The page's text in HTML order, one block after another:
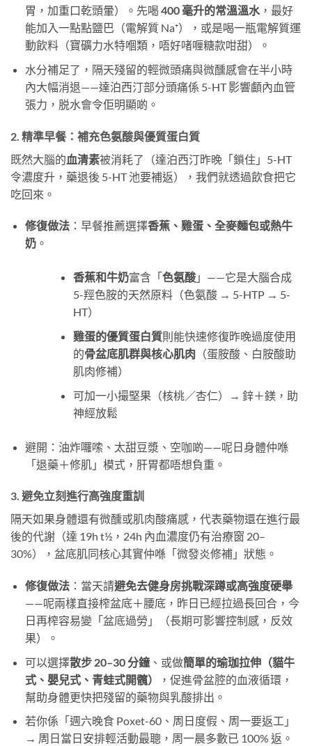
胃，加重口乾頭暈）。先喝 400 毫升的常溫溫水，最好
能加入一點點鹽巴（電解質 Na⁺），或是喝一瓶電解質運
動飲料（寶礦力水特嗰類，唔好啫喱糖款咁甜）。
水分補足了，隔天殘留的輕微頭痛與微醺感會在半小時
內大幅消退——達泊西汀部分頭痛係 5-HT 影響顱內血管
張力，脱水會令佢明顯啲。
2. 精準早餐：補充色氨酸與優質蛋白質
既然大腦的血清素被消耗了（達泊西汀昨晚「鎖住」5-HT
令濃度升，藥退後 5-HT 池要補返），我們就透過飲食把它
吃回來。
修復做法：早餐推薦選擇香蕉、雞蛋、全麥麵包或熱牛
奶。
香蕉和牛奶富含「 色氨酸」——它是大腦合成
5-羥色胺的天然原料（色氨酸 → 5-HTP → 5-
HT）
雞蛋的優質蛋白質則能快速修復昨晚過度使用
的骨盆底肌群與核心肌肉 （蛋胺酸、白胺酸助
肌肉修補）
可加一小撮堅果（核桃／杏仁）→ 鋅＋鎂，助
神經放鬆
避開：油炸囉嗦、太甜豆漿、空咖啲——呢日身體仲喺
「退藥＋修肌」模式，肝胃都唔想負重。
3. 避免立刻進行高強度重訓
隔天如果身體還有微醺或肌肉酸痛感，代表藥物還在進行最
後的代謝（達 19h t½，24h 內血濃度仍有治療窗 20–
30%），盆底肌同核心其實仲喺「微發炎修補」狀態。
修復做法：當天請避免去健身房挑戰深蹲或高強度硬舉
——呢兩樣直接榨盆底＋腰底，昨日已經拉過長回合，今
日再榨容易變「盆底過勞」（長期可影響控制感，反效
果）。
可以選擇散步 20–30 分鐘、或做簡單的瑜珈拉伸（貓牛
式、嬰兒式、青蛙式開髖）
，促進骨盆腔的血液循環，
幫助身體更快把殘留的藥物與乳酸排出。
若你係「週六晚食 Poxet-60、周日度假、周一要返工」
→ 周日當日安排輕活動最聰，周一晨多數已 100% 返。